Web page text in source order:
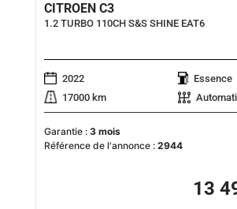
CITROEN C3
1.2 TURBO 110CH S&S SHINE EAT6
2022
Essence
17000 km
Garantie : 3 mois
Référence de l'annonce : 2944
13